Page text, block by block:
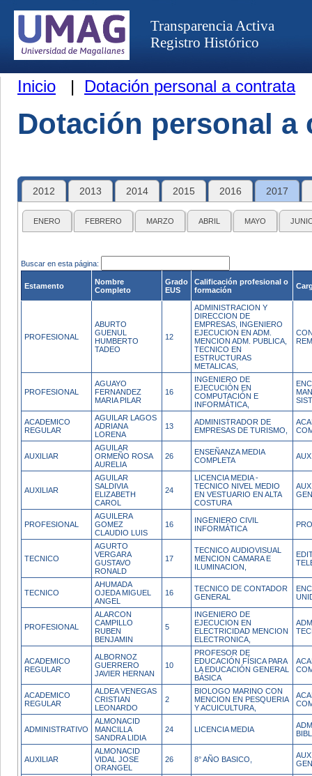
Transparencia Activa
Registro Histórico
Inicio | Dotación personal a contrata
Dotación personal a
2012 2013 2014 2015 2016 2017
ENERO FEBRERO MARZO ABRIL MAYO
Buscar en esta página:
Estamento
Nombre
Completo
Grado
EUS
Calificación profesional o
formación
PROFESIONAL
ABURTO
GUENUL
HUMBERTO
TADEO
12
ADMINISTRACION Y
DIRECCION DE
EMPRESAS, INGENIERO
EJECUCION EN ADM.
MENCION ADM. PUBLICA,
TECNICO EN
ESTRUCTURAS
METALICAS,
PROFESIONAL
AGUAYO
FERNANDEZ
MARIA PILAR
16
INGENIERO DE
EJECUCIÓN EN
COMPUTACIÓN E
INFORMÁTICA,
ACADEMICO
REGULAR
AGUILAR LAGOS
ADRIANA
LORENA
13
ADMINISTRADOR DE
EMPRESAS DE TURISMO,
AUXILIAR
AGUILAR
ORMEÑO ROSA
AURELIA
26
ENSEÑANZA MEDIA
COMPLETA
AUXILIAR
AGUILAR
SALDIVIA
ELIZABETH
CAROL
24
LICENCIA MEDIA -
TECNICO NIVEL MEDIO
EN VESTUARIO EN ALTA
COSTURA
PROFESIONAL
AGUILERA
GOMEZ
CLAUDIO LUIS
16
INGENIERO CIVIL
INFORMÁTICA
TECNICO
AGURTO
VERGARA
GUSTAVO
RONALD
17
TECNICO AUDIOVISUAL
MENCION CAMARA E
ILUMINACION,
TECNICO
AHUMADA
OJEDA MIGUEL
ANGEL
16
TECNICO DE CONTADOR
GENERAL
PROFESIONAL
ALARCON
CAMPILLO
RUBEN
BENJAMIN
5
INGENIERO DE
EJECUCION EN
ELECTRICIDAD MENCION
ELECTRONICA,
ACADEMICO
REGULAR
ALBORNOZ
GUERRERO
JAVIER HERNAN
10
PROFESOR DE
EDUCACIÓN FÍSICA PARA
LA EDUCACIÓN GENERAL
BÁSICA
ACADEMICO
REGULAR
ALDEA VENEGAS
CRISTIAN
LEONARDO
2
BIOLOGO MARINO CON
MENCION EN PESQUERIA
Y ACUICULTURA,
ADMINISTRATIVO
ALMONACID
MANCILLA
SANDRA LIDIA
24 LICENCIA MEDIA
AUXILIAR
ALMONACID
VIDAL JOSE
ORANGEL
26 8° AÑO BASICO,